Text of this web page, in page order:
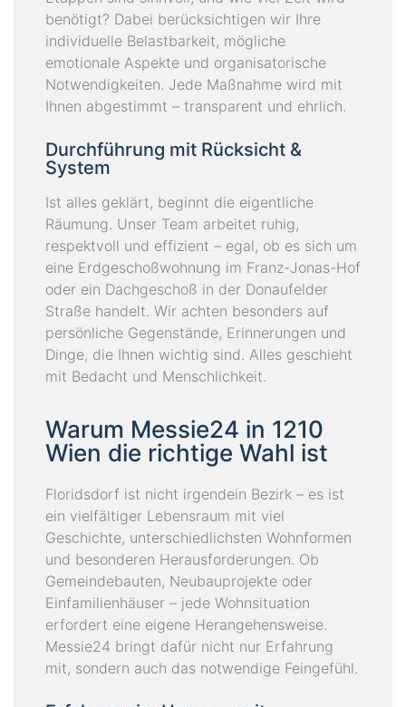
benötigt? Dabei berücksichtigen wir Ihre
individuelle Belastbarkeit, mögliche
emotionale Aspekte und organisatorische
Notwendigkeiten. Jede Maßnahme wird mit
Ihnen abgestimmt – transparent und ehrlich.
Durchführung mit Rücksicht &
System
Ist alles geklärt, beginnt die eigentliche
Räumung. Unser Team arbeitet ruhig,
respektvoll und effizient – egal, ob es sich um
eine Erdgeschoßwohnung im Franz-Jonas-Hof
oder ein Dachgeschoß in der Donaufelder
Straße handelt. Wir achten besonders auf
persönliche Gegenstände, Erinnerungen und
Dinge, die Ihnen wichtig sind. Alles geschieht
mit Bedacht und Menschlichkeit.
Warum Messie24 in 1210
Wien die richtige Wahl ist
Floridsdorf ist nicht irgendein Bezirk – es ist
ein vielfältiger Lebensraum mit viel
Geschichte, unterschiedlichsten Wohnformen
und besonderen Herausforderungen. Ob
Gemeindebauten, Neubauprojekte oder
Einfamilienhäuser – jede Wohnsituation
erfordert eine eigene Herangehensweise.
Messie24 bringt dafür nicht nur Erfahrung
mit, sondern auch das notwendige Feingefühl.